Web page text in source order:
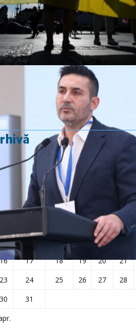
GBP : 6,1277 RON
+0,0041 ▲
Convertor valutar
»
mai 2016
Ma Mi
5 6 7
9
13
17 18 19 20 21
23
24 25 26 27 28
30
31